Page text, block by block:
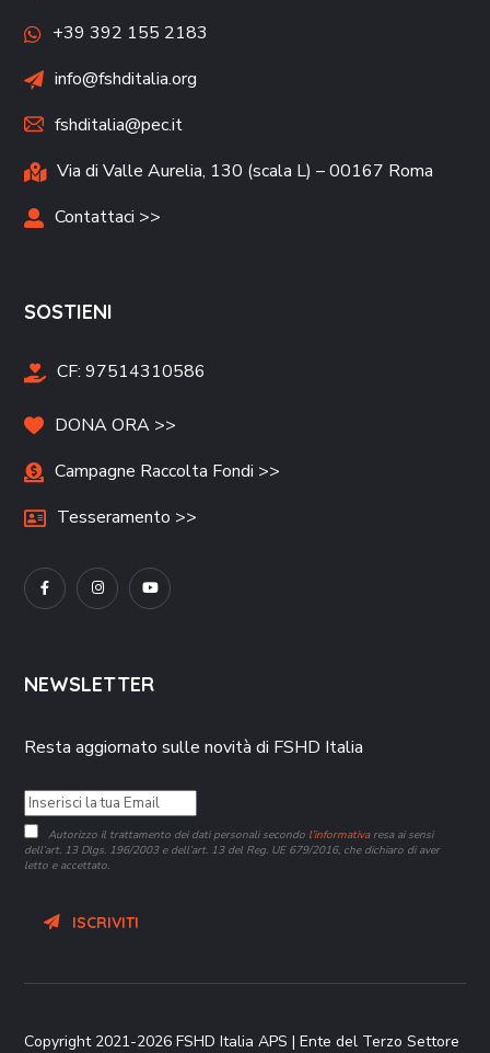
+39 392 155 2183
info@fshditalia.org
fshditalia@pec.it
Via di Valle Aurelia, 130 (scala L) – 00167 Roma
Contattaci >>
SOSTIENI
CF:97514310586
DONA ORA >>
Campagne Raccolta Fondi >>
Tesseramento >>
NEWSLETTER
Resta aggiornato sulle novità di FSHD Italia
Autorizzo il trattamento dei dati personali secondo l’informativaresa ai sensi
dell’art. 13 Dlgs. 196/2003 e dell’art. 13 del Reg. UE 679/2016, che dichiaro di aver
letto e accettato.
ISCRIVITI
Copyright 2021-2026 FSHD Italia APS | Ente del Terzo Settore